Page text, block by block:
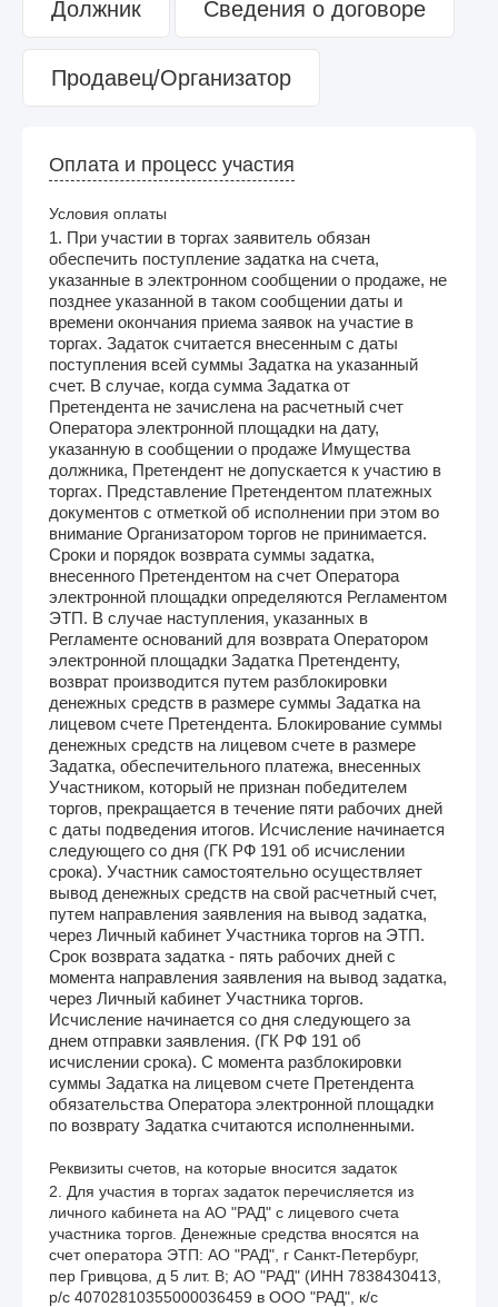
Должник Сведения о договоре
Продавец/Организатор
Оплата и процесс участия
Условия оплаты
1. При участии в торгах заявитель обязан
обеспечить поступление задатка на счета,
указанные в электронном сообщении о продаже, не
позднее указанной в таком сообщении даты и
времени окончания приема заявок на участие в
торгах. Задаток считается внесенным с даты
поступления всей суммы Задатка на указанный
счет. В случае, когда сумма Задатка от
Претендента не зачислена на расчетный счет
Оператора электронной площадки на дату,
указанную в сообщении о продаже Имущества
должника, Претендент не допускается к участию в
торгах. Представление Претендентом платежных
документов с отметкой об исполнении при этом во
внимание Организатором торгов не принимается.
Сроки и порядок возврата суммы задатка,
внесенного Претендентом на счет Оператора
электронной площадки определяются Регламентом
ЭТП. В случае наступления, указанных в
Регламенте оснований для возврата Оператором
электронной площадки Задатка Претенденту,
возврат производится путем разблокировки
денежных средств в размере суммы Задатка на
лицевом счете Претендента. Блокирование суммы
денежных средств на лицевом счете в размере
Задатка, обеспечительного платежа, внесенных
Участником, который не признан победителем
торгов, прекращается в течение пяти рабочих дней
с даты подведения итогов. Исчисление начинается
следующего со дня (ГК РФ 191 об исчислении
срока). Участник самостоятельно осуществляет
вывод денежных средств на свой расчетный счет,
путем направления заявления на вывод задатка,
через Личный кабинет Участника торгов на ЭТП.
Срок возврата задатка - пять рабочих дней с
момента направления заявления на вывод задатка,
через Личный кабинет Участника торгов.
Исчисление начинается со дня следующего за
днем отправки заявления. (ГК РФ 191 об
исчислении срока). С момента разблокировки
суммы Задатка на лицевом счете Претендента
обязательства Оператора электронной площадки
по возврату Задатка считаются исполненными.
Реквизиты счетов, на которые вносится задаток
2. Для участия в торгах задаток перечисляется из
личного кабинета на АО "РАД" с лицевого счета
участника торгов. Денежные средства вносятся на
счет оператора ЭТП: АО "РАД", г Санкт-Петербург,
пер Гривцова, д 5 лит. В; АО "РАД" (ИНН 7838430413,
р/с 40702810355000036459 в ООО "РАД", к/с